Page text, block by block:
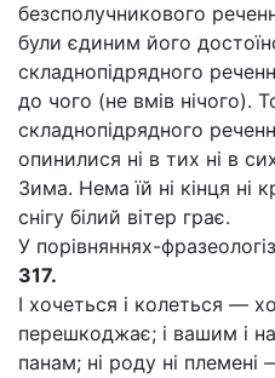
безсполучникового
були єдиним його
складнопідрядного
до чого (не вмів нічого).
складнопідрядного
опинилися ні в тих ні в
Зима. Нема їй ні кінця
снігу білий вітер грає.
У порівняннях-
317.
І хочеться і колеться —
перешкоджає; і вашим і
панам; ні роду ні племені